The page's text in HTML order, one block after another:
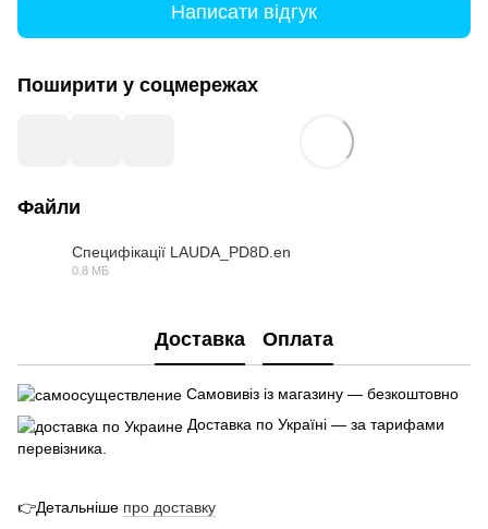
Написати відгук
Поширити у соцмережах
Файли
Специфікації LAUDA_PD8D.en
0.8 МБ
Доставка Оплата
Самовивіз із магазину — безкоштовно
Доставка по Україні — за тарифами
перевізника.
👉Детальніше про доставку